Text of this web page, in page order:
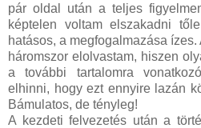
pár oldal után a teljes
képtelen voltam elszakadni
hatásos, a megfogalmazása
háromszor elolvastam, hiszen
a további tartalomra
elhinni, hogy ezt ennyire lazán
Bámulatos, de tényleg!
A kezdeti felvezetés után a